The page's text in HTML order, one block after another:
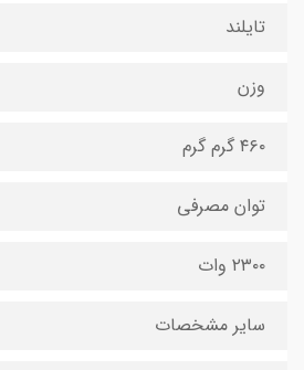
تایلند
وزن
۴۶۰ گرم گرم
توان مصرفی
۲۳۰۰ وات
سایر مشخصات